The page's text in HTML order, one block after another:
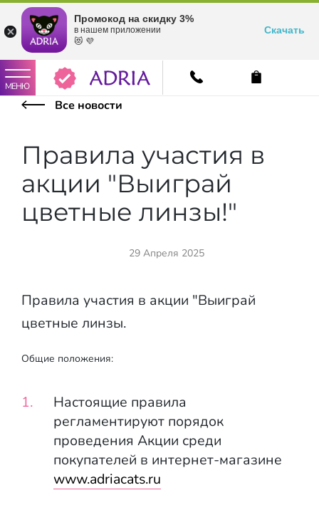
Промокод на скидку 3%
в нашем приложении
😻 💜
Скачать
МЕНЮ
Все новости
Правила участия в
акции "Выиграй
цветные линзы!"
29 Апреля 2025
Правила участия в акции "Выиграй
цветные линзы.
Общие положения:
Настоящие правила
регламентируют порядок
проведения Акции среди
покупателей в интернет-магазине
www.adriacats.ru